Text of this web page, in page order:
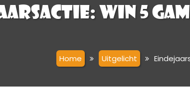
Win 5
Home Uitgelicht